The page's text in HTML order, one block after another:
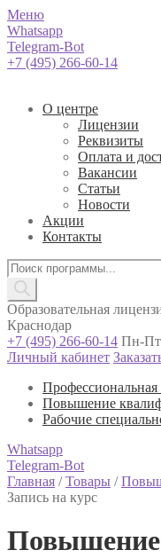
Меню
Whatsapp
Telegram-Bot
+7 (495) 266-60-14
О центре
Лицензии
Реквизиты
Оплата и
Вакансии
Статьи
Новости
Акции
Контакты
Поиск
товаров
Образовательная
Краснодар
+7 (495) 266-60-14 Пн-Пт
Личный кабинет
Профессиональная
Повышение
Рабочие
Whatsapp
Telegram-Bot
Главная /Товары /
Запись на курс
Повышение